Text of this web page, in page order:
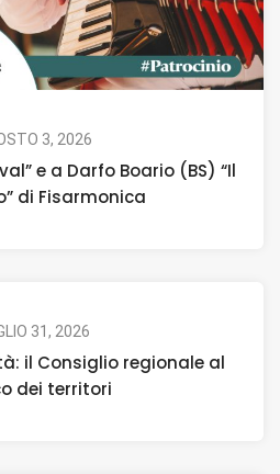
3, 2026
e a Darfo Boario (BS) “Il
di Fisarmonica
31, 2026
il Consiglio regionale al
dei territori